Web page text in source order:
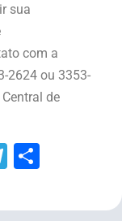
sua
com a
2624 ou 3353-
de
Telegram